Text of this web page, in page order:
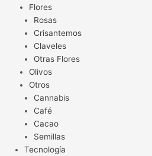
Flores
Rosas
Crisantemos
Claveles
Otras Flores
Olivos
Otros
Cannabis
Café
Cacao
Semillas
Tecnología